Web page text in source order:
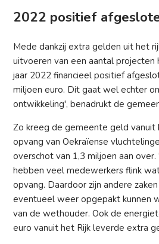
2022 positief
Mede dankzij extra gelden uit het
uitvoeren van een aantal
jaar 2022 financieel positief
miljoen euro. Dit gaat wel echter
ontwikkeling', benadrukt de
Zo kreeg de gemeente geld vanuit
opvang van Oekraïense
overschot van 1,3 miljoen aan
hebben veel medewerkers flink
opvang. Daardoor zijn andere
eventueel weer opgepakt kunnen
van de wethouder. Ook de
euro vanuit het Rijk leverde extra